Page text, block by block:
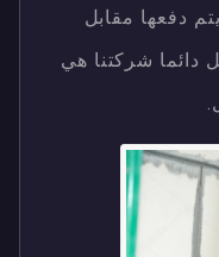
دفعها مقابل
دائما شركتنا هي